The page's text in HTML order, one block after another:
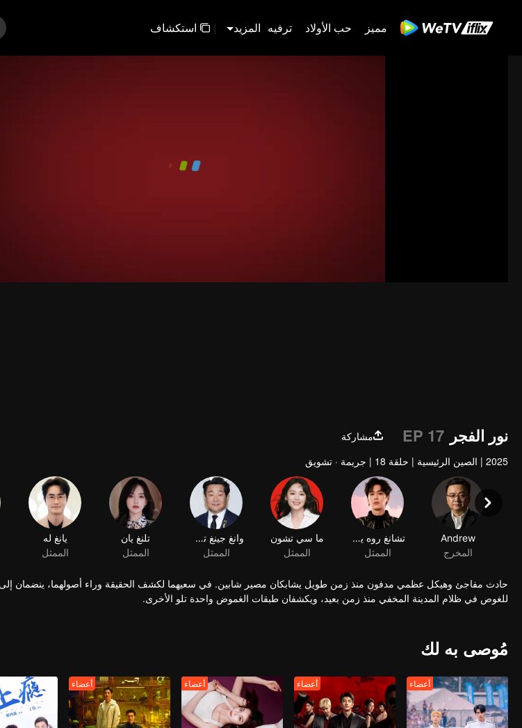
مميز حب الأولاد ترفيه المزيد | استكشاف
نور الفجر EP 17
مشاركة
2025
| الصين الرئيسية | حلقة 18 | جريمة · تشويق
Andrew
المخرج
تشانغ روه يون
الممثل
حادث مفاجئ وهيكل عظمي مدفون منذ زمن طويل يشابكان مصير شابين. في سعيهما لكشف الحقيقة وراء أصولهما، ينضمان
للغوص في ظلام المدينة المخفي منذ زمن بعيد، ويكشفان طبقات الغموض واحدة تلو الأخرى.
مُوصى به لك
أعضاء أعضاء أعضاء أعضاء